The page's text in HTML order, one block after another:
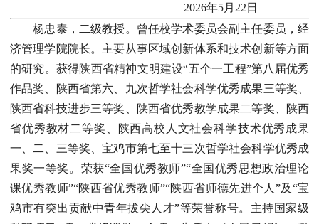
2026年5月22日
杨忠泰，二级教授。曾任校学术委员会副主任委员，经
济管理学院院长。主要从事区域创新体系和技术创新等方面
的研究。获得陕西省精神文明建设“五个一工程”第八届优秀
作品奖、陕西省第六、九次哲学社会科学优秀成果三等奖、
陕西省科技进步三等奖、陕西省优秀教学成果二等奖、陕西
省优秀教材二等奖、陕西高校人文社会科学技术优秀成果
一、二、三等奖、宝鸡市第七至十三次哲学社会科学优秀成
果奖一等奖。荣获“全国优秀教师”“全国优秀思想政治理论
课优秀教师”“陕西省优秀教师”“陕西省师德先进个人”及“宝
鸡市有突出贡献中青年拔尖人才”等荣誉称号。主持国家级